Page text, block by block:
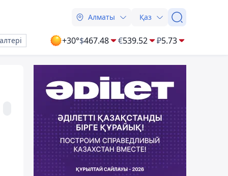
Алматы Қаз
+30°$467.48 €539.52 ₽5.73